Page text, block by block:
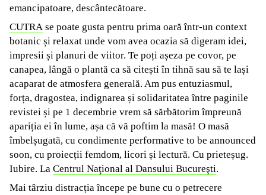
emancipatoare, descântecătoare.
CUTRA se poate gusta pentru prima oară într-un context
botanic și relaxat unde vom avea ocazia să digeram idei,
impresii și planuri de viitor. Te poți așeza pe covor, pe
canapea, lângă o plantă ca să citești în tihnă sau să te lași
acaparat de atmosfera generală. Am pus entuziasmul,
forța, dragostea, indignarea și solidaritatea între paginile
revistei și pe 1 decembrie vrem să sărbătorim împreună
apariția ei în lume, așa că vă poftim la masă! O masă
îmbelșugată, cu condimente performative to be announced
soon, cu proiecții femdom, licori și lectură. Cu prieteșug.
Iubire. La Centrul Naţional al Dansului Bucureşti.
Mai târziu distracția începe pe bune cu o petrecere